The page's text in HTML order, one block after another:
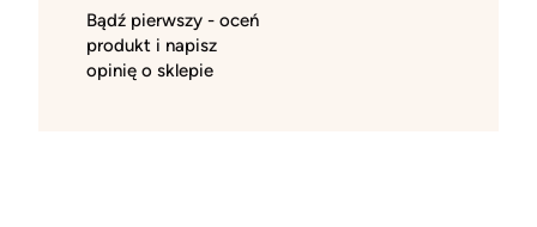
Bądź pierwszy - oceń
produkt i napisz
opinię o sklepie